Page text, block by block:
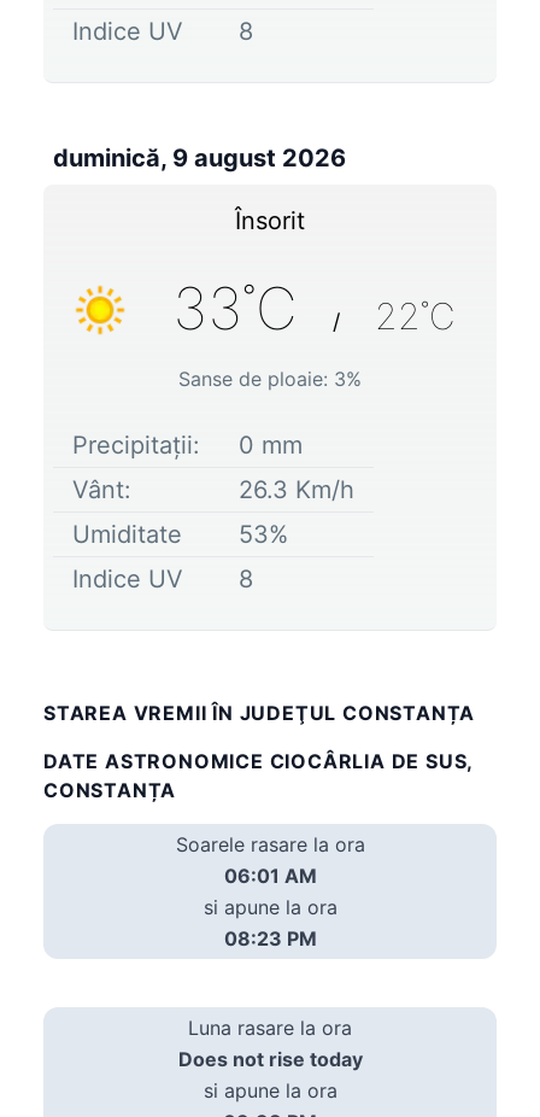
Indice UV
8
duminică, 9 august 2026
Însorit
33˚C / 22˚C
Sanse de ploaie: 3%
Precipitații: 0 mm
Vânt:
26.3 Km/h
Umiditate
53%
Indice UV
8
STAREA VREMII ÎN JUDEŢUL CONSTANȚA
DATE ASTRONOMICE CIOCÂRLIA DE SUS,
CONSTANȚA
Soarele rasare la ora
06:01 AM
si apune la ora
08:23 PM
Luna rasare la ora
Does not rise today
si apune la ora